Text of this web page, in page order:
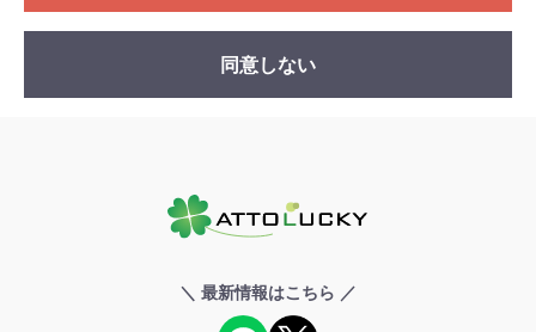
同意しない
＼ 最新情報はこちら ／